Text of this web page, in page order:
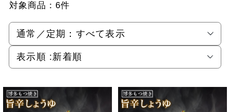
対象商品： 6件
通常／定期： すべて表示
表示順 :新着順